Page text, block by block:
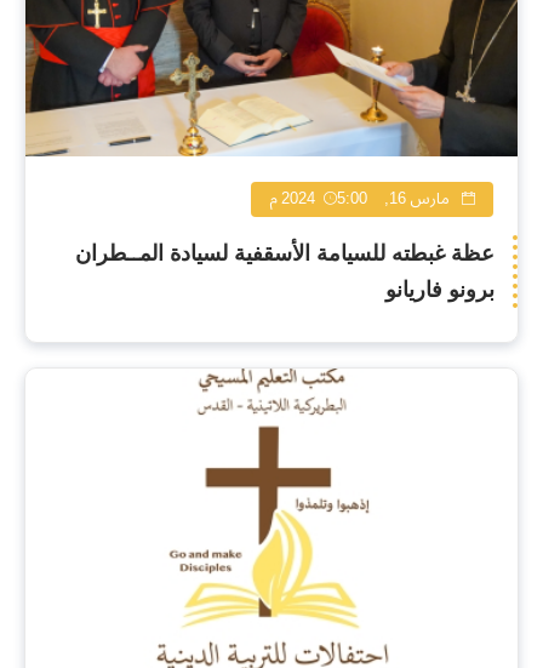
مارس 16, 2024 5:00 م
عظة غبطته للسيامة الأسقفية لسيادة المــطران
برونو فاريانو